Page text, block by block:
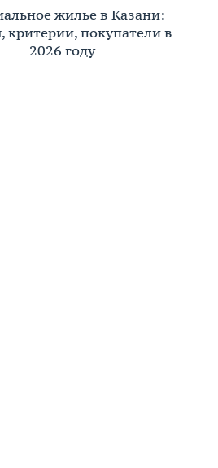
жилье в Казани:
критерии, покупатели в
2026 году